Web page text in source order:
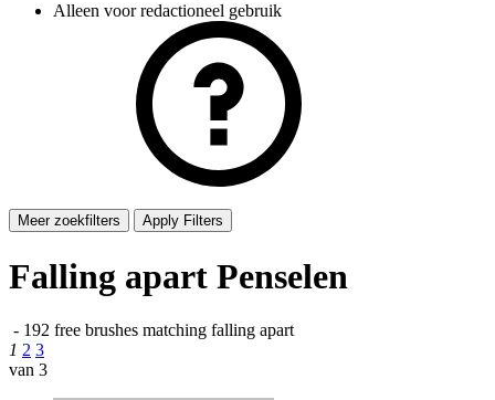
Alleen voor redactioneel gebruik
Meer zoekfilters Apply Filters
Falling apart Penselen
- 192 free brushes matching falling apart
1 2 3
van 3